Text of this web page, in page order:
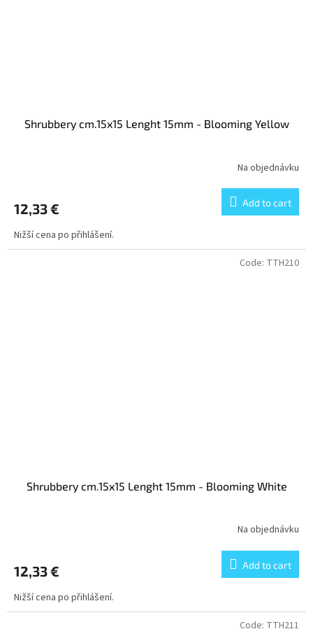
Shrubbery cm.15x15 Lenght 15mm - Blooming Yellow
Na objednávku
12,33 € Add to cart
Nižší cena po přihlášení.
Shrubbery cm.15x15 Lenght 15mm - Blooming White
Na objednávku
12,33 € Add to cart
Nižší cena po přihlášení.
Code: TTH210
Code: TTH211